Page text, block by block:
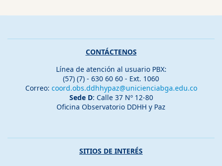
CONTÁCTENOS
Línea de atención al usuario PBX:
(57) (7) - 630 60 60 - Ext. 1060
Correo: coord.obs.ddhhypaz@unicienciabga.edu.co
Sede D: Calle 37 Nº 12-80
Oficina Observatorio DDHH y Paz
SITIOS DE INTERÉS